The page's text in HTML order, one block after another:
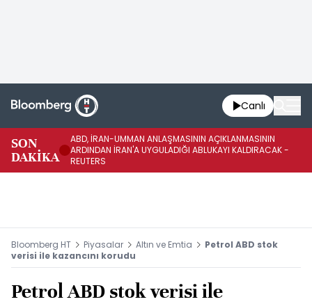
Canlı
SON
DAKİKA
ABD, İRAN-UMMAN ANLAŞMASININ AÇIKLANMASININ
ARDINDAN İRAN'A UYGULADIĞI ABLUKAYI KALDIRACAK -
REUTERS
Bloomberg HT Piyasalar Altın ve Emtia
Petrol ABD stok
verisi ile kazancını korudu
Petrol ABD stok verisi ile